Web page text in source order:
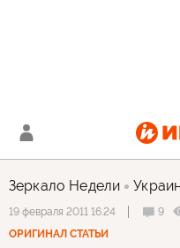
Зеркало Недели
19 февраля 2011 16:24 9
ОРИГИНАЛ СТАТЬИ